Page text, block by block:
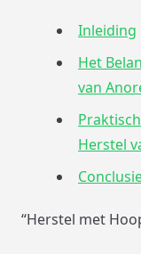
Inleiding
Het
van
Herstel
“Herstel met